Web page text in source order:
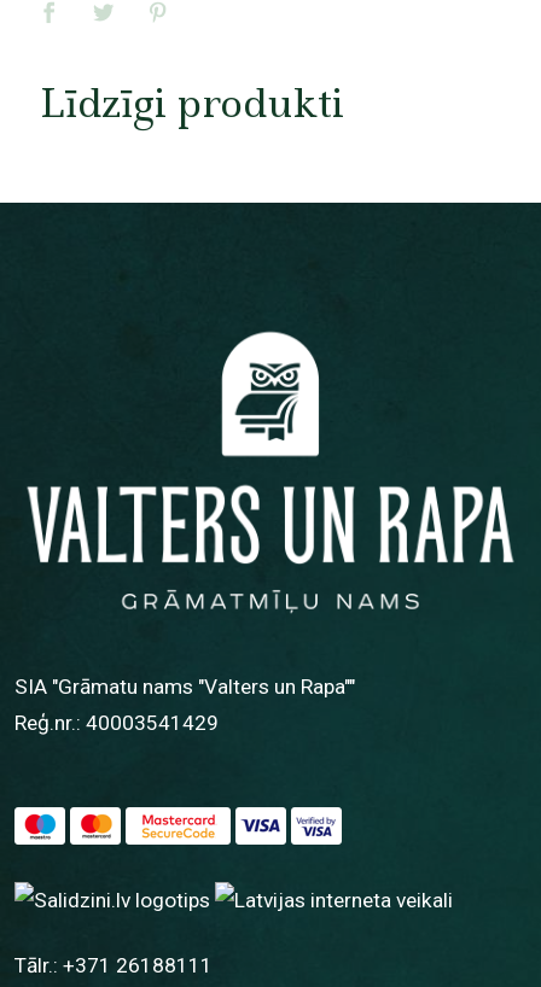
Līdzīgi produkti
SIA "Grāmatu nams "Valters un Rapa""
Reģ.nr.: 40003541429
Tālr.: +371 26188111